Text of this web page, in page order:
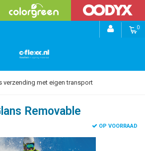
0
verzending met eigen transport
Removable
OP VOORRAAD